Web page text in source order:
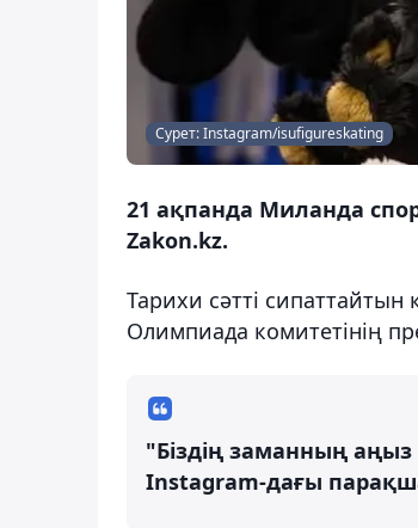
Сурет: Instagram/isufigureskating
21 ақпанда Миланда
Zakon.kz.
Тарихи сәтті
Олимпиада комитетінің
"Біздің заманның
Instagram-дағы